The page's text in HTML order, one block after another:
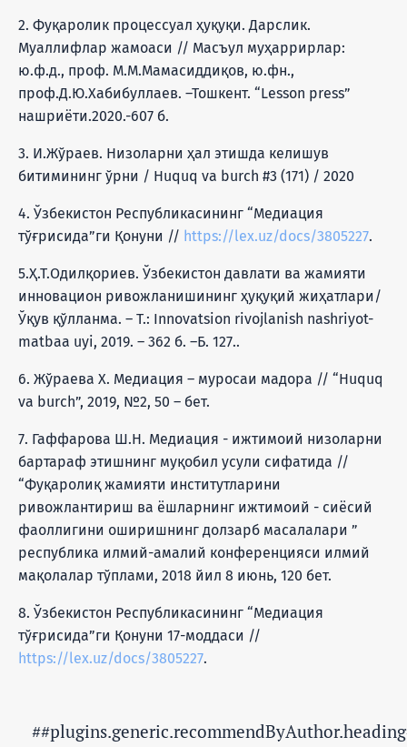
2. Фуқаролик процессуал ҳуқуқи. Дарслик.
Муаллифлар жамоаси // Масъул муҳаррирлар:
ю.ф.д., проф. М.М.Мамасиддиқов, ю.фн.,
проф.Д.Ю.Хабибуллаев. –Тошкент. “Lesson press”
нашриёти.2020.-607 б.
3. И.Жўраев. Низоларни ҳал этишда келишув
битимининг ўрни / Huquq va burch #3 (171) / 2020
4. Ўзбекистон Республикасининг “Медиация
тўғрисида”ги Қонуни // https://lex.uz/docs/3805227.
5.Ҳ.Т.Одилқориев. Ўзбекистон давлати ва жамияти
инновацион ривожланишининг ҳуқуқий жиҳатлари/
Ўқув қўлланма. – Т.: Innovatsion rivojlanish nashriyot-
matbaa uyi, 2019. – 362 б. –Б. 127..
6. Жўраева Х. Медиация – муросаи мадора // “Huquq
va burch”, 2019, №2, 50 – бет.
7. Гаффарова Ш.Н. Медиация - ижтимоий низоларни
бартараф этишнинг муқобил усули сифатида //
“Фуқаролиқ жамияти институтларини
ривожлантириш ва ёшларнинг ижтимоий - сиёсий
фаоллигини оширишнинг долзарб масалалари ”
республика илмий-амалий конференцияси илмий
мақолалар тўплами, 2018 йил 8 июнь, 120 бет.
8. Ўзбекистон Республикасининг “Медиация
тўғрисида”ги Қонуни 17-моддаси //
https://lex.uz/docs/3805227.